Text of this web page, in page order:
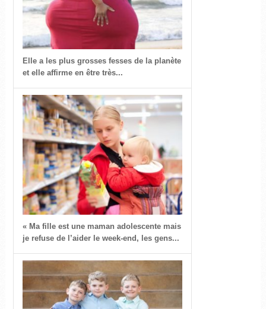
Elle a les plus grosses fesses de la planète
et elle affirme en être très...
« Ma fille est une maman adolescente mais
je refuse de l’aider le week-end, les gens...